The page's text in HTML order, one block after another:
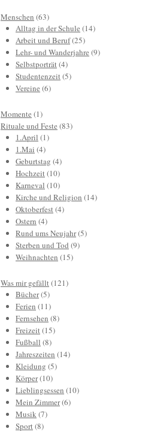
Menschen (63)
Alltag in der Schule (14)
Arbeit und Beruf(25)
Lehr- und Wanderjahre (9)
Selbstporträt(4)
Studentenzeit(5)
Vereine (6)
Momente (1)
Rituale und Feste (83)
1.April (1)
1.Mai (4)
Geburtstag (4)
Hochzeit(10)
Karneval (10)
Kirche und Religion (14)
Oktoberfest(4)
Ostern (4)
Rund ums Neujahr(5)
Sterben und Tod (9)
Weihnachten (15)
Was mir gefällt(121)
Bücher(5)
Ferien (11)
Fernsehen (8)
Freizeit(15)
Fußball (8)
Jahreszeiten (14)
Kleidung (5)
Körper(10)
Lieblingsessen (10)
Mein Zimmer(6)
Musik(7)
Sport(8)